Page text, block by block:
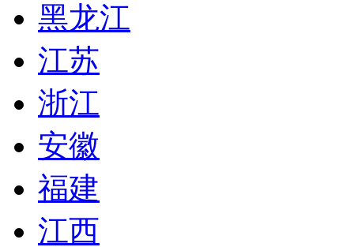
黑龙江
江苏
浙江
安徽
福建
江西